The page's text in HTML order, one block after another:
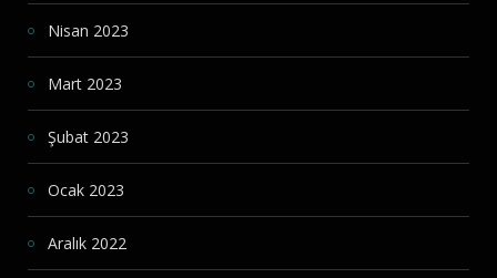
Nisan 2023
Mart 2023
Şubat 2023
Ocak 2023
Aralık 2022